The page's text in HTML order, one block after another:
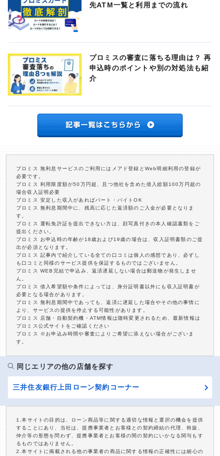
先ATM一覧と利用までの流れ
プロミスの審査に落ちる理由は？ 再
申込時のポイントや別の対処法も紹
介
プロミス 無利息サービスのご利用にはメアド登録とWeb明細利用の登録が
必要です。
プロミス 利用限度額が50万円超、且つ他社を含めた借入総額100万円超の
場合収入証明必要
プロミス 安定した収入があればパート・バイトOK
プロミス 無利息期間中に、残高に応じた返済額のご入金が必要となりま
す。
プロミス 運転免許証を提出できない方は、顔写真付きの本人確認書類をご
提出ください。
プロミス お申込時の年齢が18歳および19歳の場合は、収入証明書類のご提
出が必須となります。
プロミス 記事内で紹介している全ての口コミは個人の感想であり、必ずし
も口コミと同様のサービス提供を保証するものではございません。
プロミス WEB完結で申込み、返済遅延しない場合は郵送物が発生しませ
ん。
プロミス 借入希望額や条件によっては、身分証明書以外にも収入証明書が
必要となる場合があります。
プロミス 無利息期間中であっても、返済に遅延した場合やその他の事情に
より、サービスの提供を停止する可能性があります。
プロミス 店舗・自動契約機・ATM情報は随時変更されるため、最新情報は
プロミス公式サイトをご確認ください
プロミス ※お申込み時間や審査によりご希望に添えない場合がございま
す。
同じエリアの他の店舗を探す
三井住友銀行上田ローン契約コーナー
1.本サイトの目的は、ローン商品等に関する適切な情報と選択の機会を提供
することにあり、当社は、提携事業者とお客様との契約締結の代理、斡旋、
仲介等の形態を問わず、提携事業者とお客様の間の契約にいかなる関与もす
るものではありません。
2.本サイトに掲載される他の事業者の商品に関する情報の正確性には細心の